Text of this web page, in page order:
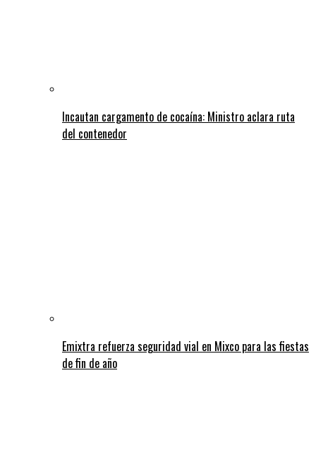
Incautan cargamento de cocaína: Ministro aclara ruta
del contenedor
Emixtra refuerza seguridad vial en Mixco para las fiestas
de fin de año